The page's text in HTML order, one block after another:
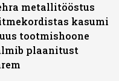
metallitööstus
kasumi
tootmishoone
plaanitust